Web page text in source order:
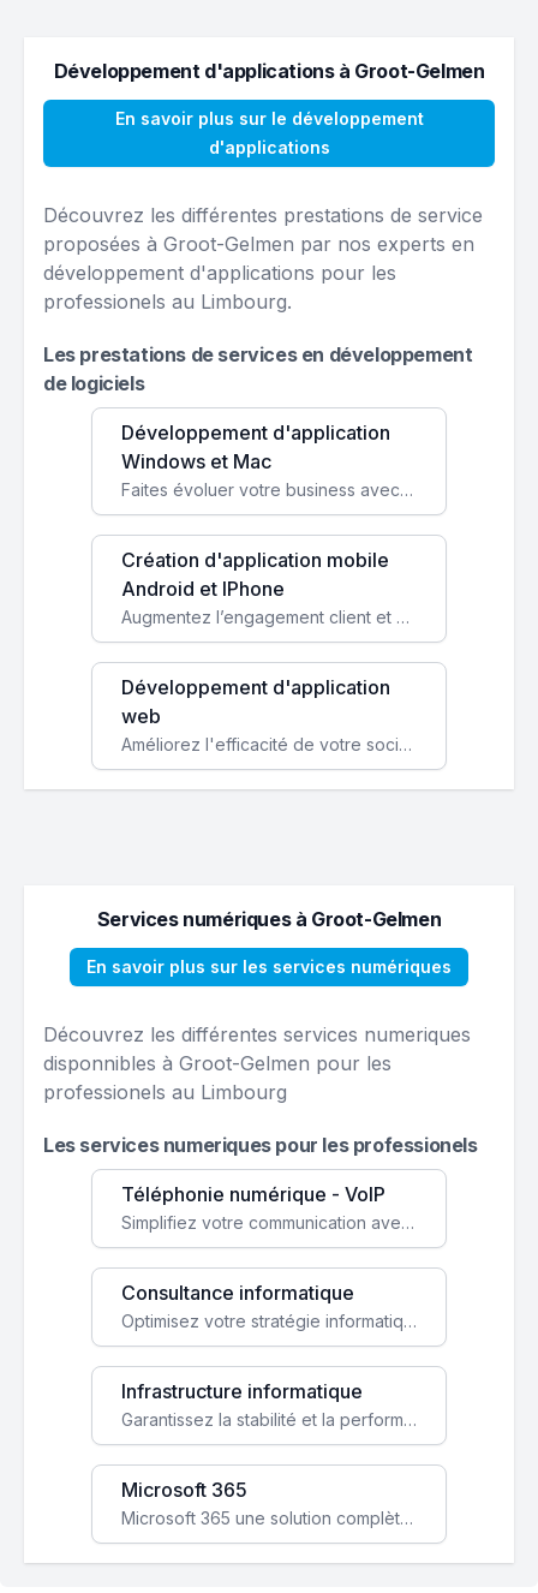
Développement d'applications à Groot-Gelmen
En savoir plus sur le développement
d'applications
Découvrez les différentes prestations de service
proposées à Groot-Gelmen par nos experts en
développement d'applications pour les
professionels au Limbourg.
Les prestations de services en développement
de logiciels
Développement d'application
Windows et Mac
Faites évoluer votre business avec des solutions logicielles personnalisées, parfaitement adaptées à vos besoins spécifiques.
Création d'application mobile
Android et IPhone
Augmentez l’engagement client et simplifiez vos processus avec une application mobile sur mesure, disponible sur iOS et Android.
Développement d'application
web
Améliorez l'efficacité de votre société avec une application web personnalisée accessible partout et tout le temps.
Services numériques à Groot-Gelmen
En savoir plus sur les services numériques
Découvrez les différentes services numeriques
disponnibles à Groot-Gelmen pour les
professionels au Limbourg
Les services numeriques pour les professionels
Téléphonie numérique - VoIP
Simplifiez votre communication avec une solution VoIP flexible, économique et adaptée à vos besoins professionnels.
Consultance informatique
Optimisez votre stratégie informatique avec l'expertise de nos consultants pour améliorer votre efficacité et sécurité.
Infrastructure informatique
Garantissez la stabilité et la performance de votre entreprise avec une infrastructure IT sécurisée et évolutive.
Microsoft 365
Microsoft 365 une solution complète qui booste votre productivité, renforce la sécurité de vos données et facilite la collaboration.